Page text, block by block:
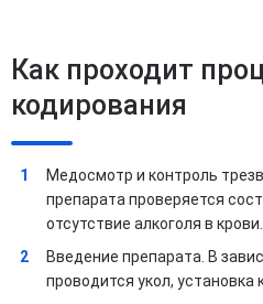
Как проходит
кодирования
Медосмотр и контроль
препарата проверяется
отсутствие алкоголя в крови.
Введение препарата. В
проводится укол, установка